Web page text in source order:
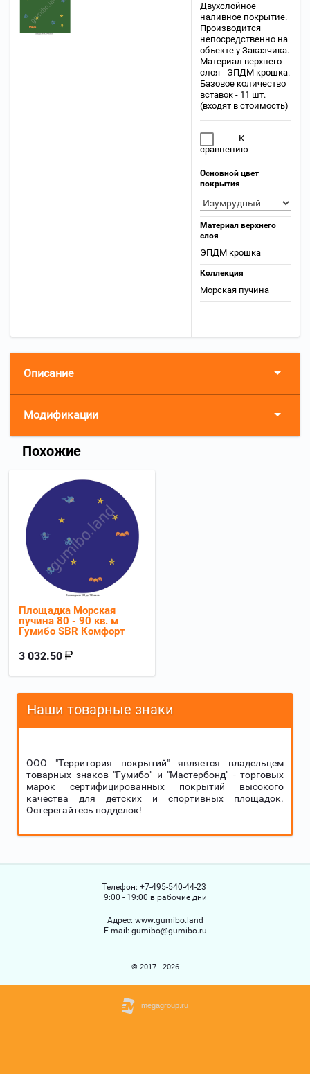
Двухслойное
наливное покрытие.
Производится
непосредственно на
объекте у Заказчика.
Материал верхнего
слоя - ЭПДМ крошка.
Базовое количество
вставок - 11 шт.
(входят в стоимость)
К
сравнению
Основной цвет
покрытия
Материал верхнего
слоя
ЭПДМ крошка
Коллекция
Морская пучина
Описание
Модификации
Похожие
Площадка Морская
пучина 80 - 90 кв. м
Гумибо SBR Комфорт
3 032.50
Наши товарные знаки
ООО "Территория покрытий" является владельцем
товарных знаков "Гумибо" и "Мастербонд" - торговых
марок сертифицированных покрытий высокого
качества для детских и спортивных площадок.
Остерегайтесь подделок!
Телефон: +7-495-540-44-23
9:00 - 19:00 в рабочие дни
Адрес: www.gumibo.land
Е-mail: gumibo@gumibo.ru
© 2017 - 2026